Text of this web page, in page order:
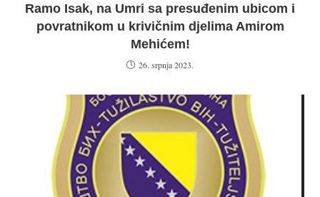
Ramo Isak, na Umri sa presuđenim ubicom i
povratnikom u krivičnim djelima Amirom
Mehićem!
26. srpnja 2023.